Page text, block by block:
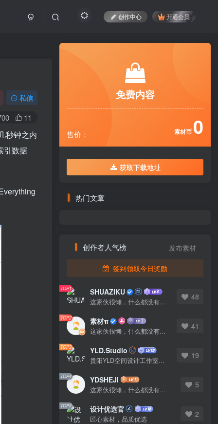
创作中心 开通会员
私信
11
秒钟之内
引数据
免费内容
售价： 素材币 0
获取下载地址
热门文章
创作者人气榜 发布素材
签到领取今日奖励
TOP1 SHUAZIKU
这家伙很懒，什么都没有写...
48
TOP2 素材π
这家伙很懒，什么都没有写...
41
TOP3 YLD.Studio
贵阳YLD空间设计工作室，高端设计图库 ADVANCED CAD TEMPLATE 系列作者。联系邮箱：yld.studio@foxmail.com
19
TOP4 YDSHEJI
这家伙很懒，什么都没有写...
5
TOP5 设计优选官
匠心素材，品质优选
2
免费内容
售价： 素材币 0
获取下载地址
发布素材
TOP1 SHUAZIKU
这家伙很懒，什么都没有写...
48
TOP2 素材π
这家伙很懒，什么都没有写...
41
TOP3 YLD.Studio
贵阳YLD空间设计工作室，高端设计图库 ADVANCED CAD TEMPLATE 系列作者。联系邮箱：yld.studio@foxmail.com
19
TOP4 YDSHEJI
这家伙很懒，什么都没有写...
5
TOP5 设计优选官
匠心素材，品质优选
2